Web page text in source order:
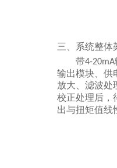
三、系统整体
带4-20mA
输出模块、供
放大、滤波处
校正处理后，
出与扭矩值线